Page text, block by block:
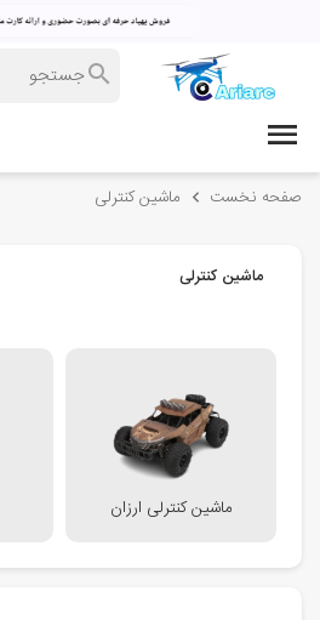
صفحه نخست ماشین کنترلی
ماشین کنترلی
ماشین کنترلی ارزان